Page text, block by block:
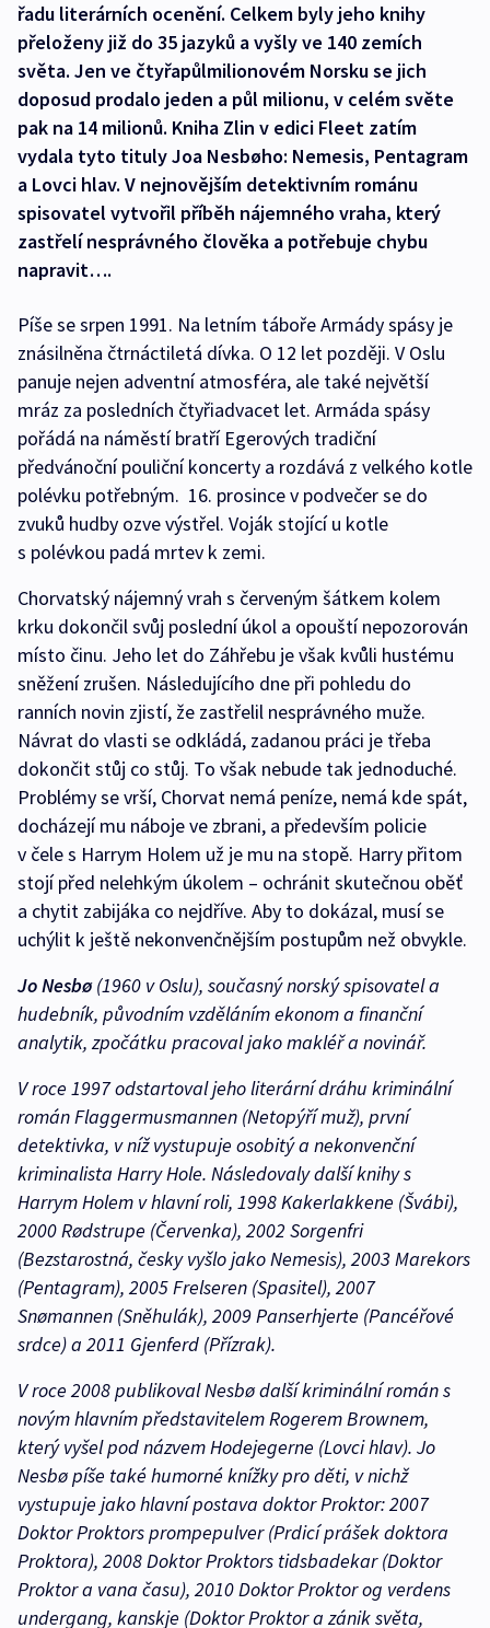
řadu literárních ocenění. Celkem byly jeho knihy
přeloženy již do 35 jazyků a vyšly ve 140 zemích
světa. Jen ve čtyřapůlmilionovém Norsku se jich
doposud prodalo jeden a půl milionu, v celém světe
pak na 14 milionů. Kniha Zlin v edici Fleet zatím
vydala tyto tituly Joa Nesbøho: Nemesis, Pentagram
a Lovci hlav. V nejnovějším detektivním románu
spisovatel vytvořil příběh nájemného vraha, který
zastřelí nesprávného člověka a potřebuje chybu
napravit….
Píše se srpen 1991. Na letním táboře Armády spásy je
znásilněna čtrnáctiletá dívka. O 12 let později. V Oslu
panuje nejen adventní atmosféra, ale také největší
mráz za posledních čtyřiadvacet let. Armáda spásy
pořádá na náměstí bratří Egerových tradiční
předvánoční pouliční koncerty a rozdává z velkého kotle
polévku potřebným. 16. prosince v podvečer se do
zvuků hudby ozve výstřel. Voják stojící u kotle
s polévkou padá mrtev k zemi.
Chorvatský nájemný vrah s červeným šátkem kolem
krku dokončil svůj poslední úkol a opouští nepozorován
místo činu. Jeho let do Záhřebu je však kvůli hustému
sněžení zrušen. Následujícího dne při pohledu do
ranních novin zjistí, že zastřelil nesprávného muže.
Návrat do vlasti se odkládá, zadanou práci je třeba
dokončit stůj co stůj. To však nebude tak jednoduché.
Problémy se vrší, Chorvat nemá peníze, nemá kde spát,
docházejí mu náboje ve zbrani, a především policie
v čele s Harrym Holem už je mu na stopě. Harry přitom
stojí před nelehkým úkolem – ochránit skutečnou oběť
a chytit zabijáka co nejdříve. Aby to dokázal, musí se
uchýlit k ještě nekonvenčnějším postupům než obvykle.
Jo Nesbø(1960 v Oslu), současný norský spisovatel a
hudebník, původním vzděláním ekonom a finanční
analytik, zpočátku pracoval jako makléř a novinář.
V roce 1997 odstartoval jeho literární dráhu kriminální
román Flaggermusmannen (Netopýří muž), první
detektivka, v níž vystupuje osobitý a nekonvenční
kriminalista Harry Hole. Následovaly další knihy s
Harrym Holem v hlavní roli, 1998 Kakerlakkene (Švábi),
2000 Rødstrupe (Červenka), 2002 Sorgenfri
(Bezstarostná, česky vyšlo jako Nemesis), 2003 Marekors
(Pentagram), 2005 Frelseren (Spasitel), 2007
Snømannen (Sněhulák), 2009 Panserhjerte (Pancéřové
srdce) a 2011 Gjenferd (Přízrak).
V roce 2008 publikoval Nesbø další kriminální román s
novým hlavním představitelem Rogerem Brownem,
který vyšel pod názvem Hodejegerne (Lovci hlav). Jo
Nesbø píše také humorné knížky pro děti, v nichž
vystupuje jako hlavní postava doktor Proktor: 2007
Doktor Proktors prompepulver (Prdicí prášek doktora
Proktora), 2008 Doktor Proktors tidsbadekar (Doktor
Proktor a vana času), 2010 Doktor Proktor og verdens
undergang, kanskje (Doktor Proktor a zánik světa,